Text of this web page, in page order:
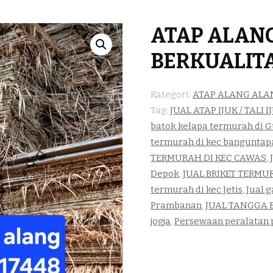
ATAP
Kategori:ATAP ALANG
Tag:JUAL ATAP IJUK / TALI
batok kelapa termurah di
termurah di kec
TERMURAH DI KEC CAWAS,
Depok,JUAL BRIKET
termurah di kec Jetis,Jual
Prambanan,JUAL TANGGA
jogja,Persewaan peralatan